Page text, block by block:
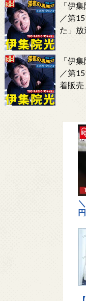
「伊
／第
た」放
「伊
／第
着販売